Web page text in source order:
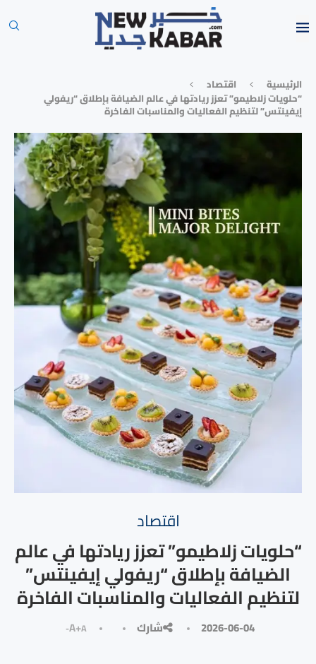
الرئيسية
⁠اقتصاد
“حلويات زلاطيمو” تعزز ريادتها في عالم الضيافة بإطلاق “ريفولي
إيفينتس” لتنظيم الفعاليات والمناسبات الفاخرة
⁠اقتصاد
“حلويات زلاطيمو” تعزز ريادتها في عالم
الضيافة بإطلاق “ريفولي إيفينتس”
لتنظيم الفعاليات والمناسبات الفاخرة
2026-06-04 شارك A+A-